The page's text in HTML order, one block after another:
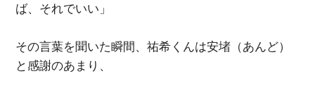
ば、それでいい」
その言葉を聞いた瞬間、祐希くんは安堵（あんど）
と感謝のあまり、